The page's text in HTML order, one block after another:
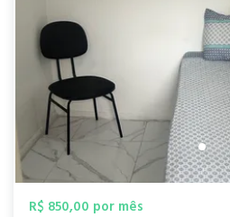
R$ 850,00 por mês